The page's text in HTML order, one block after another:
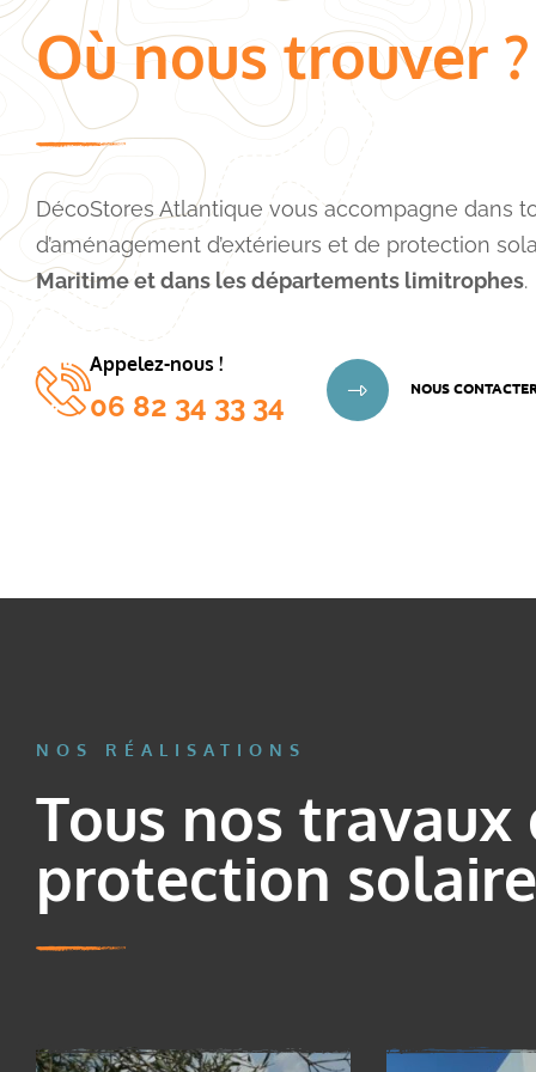
e
m
Où nous trouver ?
DécoStores Atlantique vous accompagne dans
d’aménagement d’extérieurs et de protection
Maritime et dans les départements limitrophes.
Appelez-nous !
06 82 34 33 34
NOUS
NOS RÉALISATIONS
Tous nos travaux
protection